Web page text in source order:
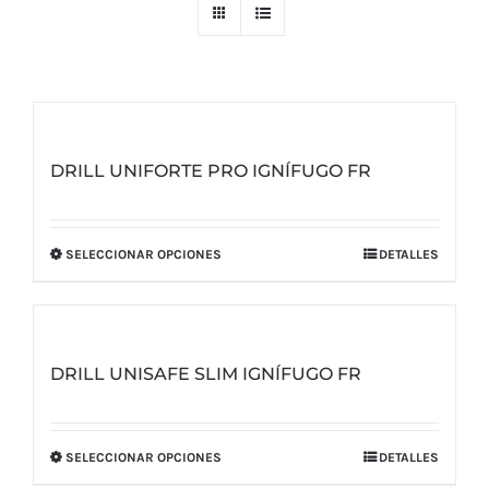
DRILL UNIFORTE PRO IGNÍFUGO FR
SELECCIONAR OPCIONES
variantes.
DETALLES
DRILL UNISAFE SLIM IGNÍFUGO FR
SELECCIONAR OPCIONES DETALLES